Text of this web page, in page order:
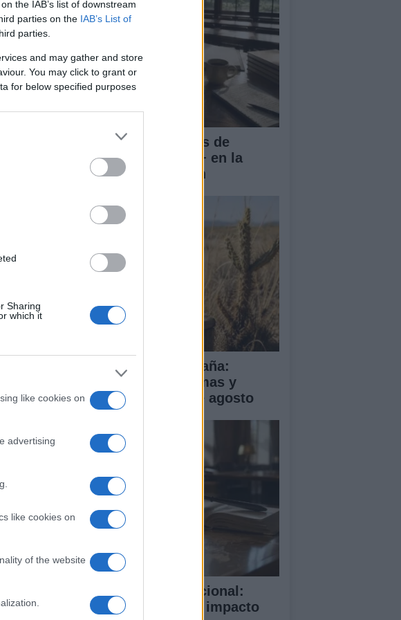
the IAB’s list of downstream
parties on the IAB’s List of
parties.
and may gather and store
You may click to grant or
for below specified purposes
Sharing
which it
like cookies on
advertising
like cookies on
of the website
con la
a
Jornadas Nacionales de
Movilidad Erasmus+ en la
Universidad de Jaén
Ola de calor en España:
temperaturas extremas y
alertas hasta el 2 de agosto
Corte Penal Internacional:
cómo funciona y su impacto